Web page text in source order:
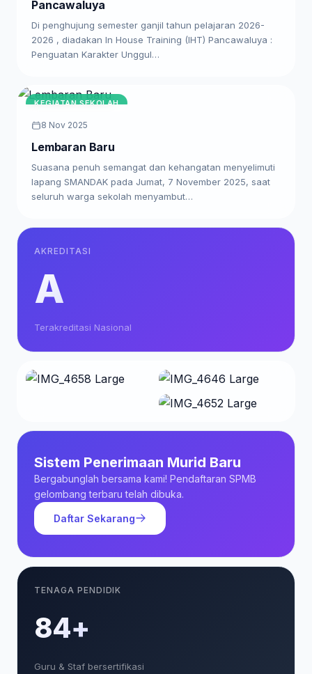
Pancawaluya
Di penghujung semester ganjil tahun pelajaran 2026-
2026 , diadakan In House Training (IHT) Pancawaluya :
Penguatan Karakter Unggul…
KEGIATAN SEKOLAH
8 Nov 2025
Lembaran Baru
Suasana penuh semangat dan kehangatan menyelimuti
lapang SMANDAK pada Jumat, 7 November 2025, saat
seluruh warga sekolah menyambut…
AKREDITASI
A
Terakreditasi Nasional
Sistem Penerimaan Murid Baru
Bergabunglah bersama kami! Pendaftaran SPMB
gelombang terbaru telah dibuka.
Daftar Sekarang
TENAGA PENDIDIK
85+
Guru & Staf bersertifikasi